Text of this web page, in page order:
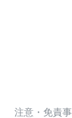
注意・免責